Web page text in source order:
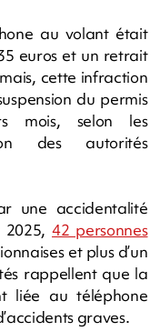
au volant était
euros et un retrait
cette infraction
du permis
mois, selon les
des autorités
une accidentalité
2025,42 personnes
et plus d’un
rappellent que la
liée au téléphone
graves.